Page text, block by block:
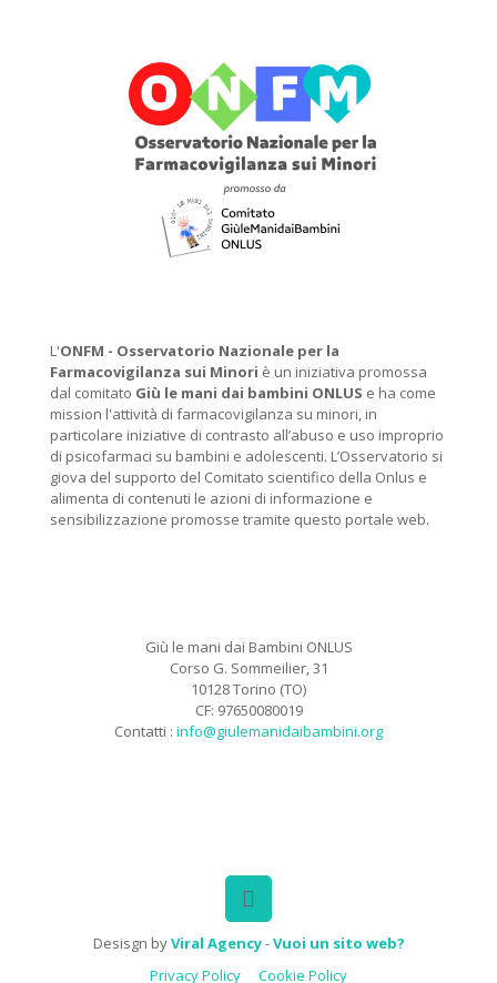
L'ONFM - Osservatorio Nazionale per la
Farmacovigilanza sui Minori è un iniziativa promossa
dal comitato Giù le mani dai bambini ONLUS e ha come
mission l'attività di farmacovigilanza su minori, in
particolare iniziative di contrasto all’abuso e uso improprio
di psicofarmaci su bambini e adolescenti. L’Osservatorio si
giova del supporto del Comitato scientifico della Onlus e
alimenta di contenuti le azioni di informazione e
sensibilizzazione promosse tramite questo portale web.
Giù le mani dai Bambini ONLUS
Corso G. Sommeilier, 31
10128 Torino (TO)
CF: 97650080019
Contatti : info@giulemanidaibambini.org
Desisgn byViral Agency-Vuoi un sito web?
Privacy Policy
Cookie Policy